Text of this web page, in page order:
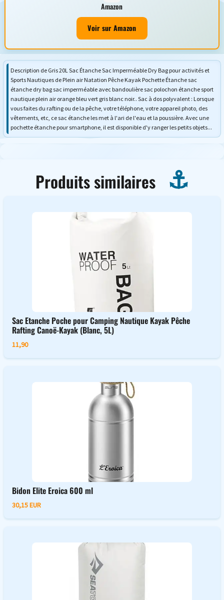
Amazon
Voir sur Amazon
Description de Gris 20L Sac Étanche Sac Imperméable Dry Bag pour activités et
Sports Nautiques de Plein air Natation Pêche Kayak Pochette Étanche sac
étanche dry bag sac imperméable avec bandoulière sac polochon étanche sport
nautique plein air orange bleu vert gris blanc noir.. Sac à dos polyvalent : Lorsque
vous faites du rafting ou de la pêche, votre téléphone, votre appareil photo, des
vêtements, etc, ce sac étanche les met à l'ari de l'eau et la poussière. Avec une
pochette étanche pour smartphone, il est disponible d'y ranger les petits objets...
Produits similaires
Sac Etanche Poche pour Camping Nautique Kayak Pêche
Rafting Canoë-Kayak (Blanc, 5L)
11,90
Bidon Elite Eroica 600 ml
30,15 EUR